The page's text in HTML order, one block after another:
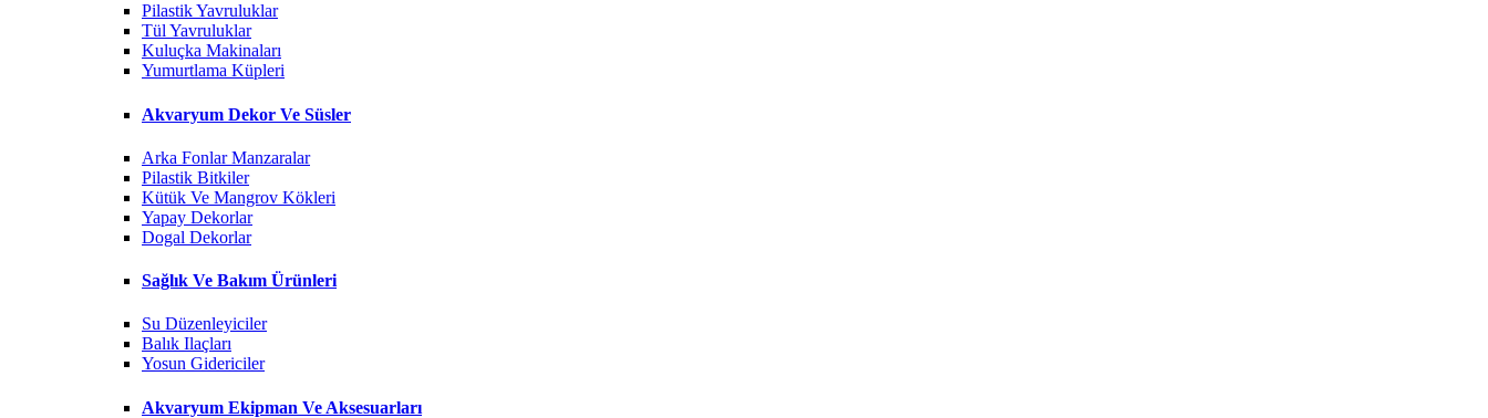
Pilastik Yavruluklar
Tül Yavruluklar
Kuluçka Makinaları
Yumurtlama Küpleri
Akvaryum Dekor Ve Süsler
Arka Fonlar Manzaralar
Pilastik Bitkiler
Kütük Ve Mangrov Kökleri
Yapay Dekorlar
Dogal Dekorlar
Sağlık Ve Bakım Ürünleri
Su Düzenleyiciler
Balık Ilaçları
Yosun Gidericiler
Akvaryum Ekipman Ve Aksesuarları